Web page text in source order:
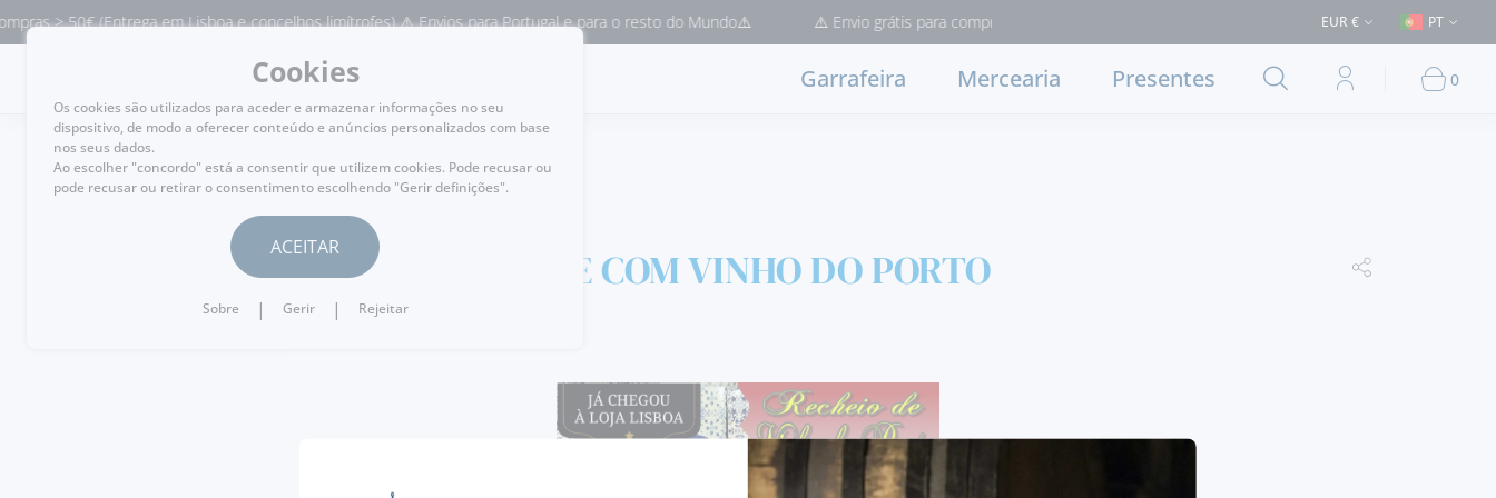
> 50€ (Entrega em Lisboa e concelhos limítrofes) ⚠️ Envios para Portugal e para o resto do Mundo⚠️ ⚠️ Envio grátis para compras > 50€ (Entrega em Lisboa e concelhos limítrofes) ⚠️ Envios para
EUR € PT
MENU
Garrafeira Mercearia Presentes 0
SARDINHAS DE CHOCOLATE COM VINHO DO PORTO
Cookies
Os cookies são utilizados para aceder e armazenar informações no seu
dispositivo, de modo a oferecer conteúdo e anúncios personalizados com base
nos seus dados.
Ao escolher "concordo" está a consentir que utilizem cookies. Pode recusar ou
pode recusar ou retirar o consentimento escolhendo "Gerir definições".
ACEITAR
Sobre | Gerir | Rejeitar